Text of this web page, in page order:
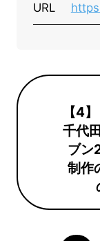
URL
【4
千代
ブン
制作